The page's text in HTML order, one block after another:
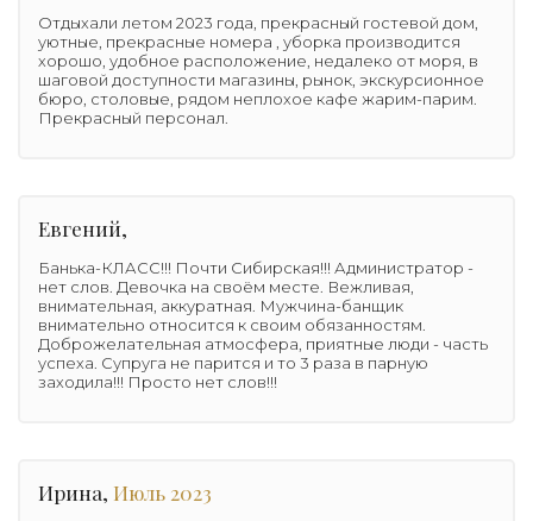
Отдыхали летом 2023 года, прекрасный гостевой дом,
уютные, прекрасные номера , уборка производится
хорошо, удобное расположение, недалеко от моря, в
шаговой доступности магазины, рынок, экскурсионное
бюро, столовые, рядом неплохое кафе жарим-парим.
Прекрасный персонал.
Евгений,
Банька-КЛАСС!!! Почти Сибирская!!! Администратор -
нет слов. Девочка на своём месте. Вежливая,
внимательная, аккуратная. Мужчина-банщик
внимательно относится к своим обязанностям.
Доброжелательная атмосфера, приятные люди - часть
успеха. Супруга не парится и то 3 раза в парную
заходила!!! Просто нет слов!!!
Ирина, Июль 2023